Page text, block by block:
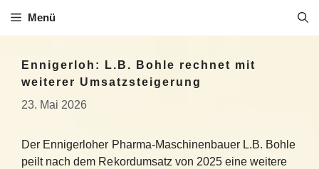
Inhalt
Menü
Ennigerloh: L.B. Bohle rechnet mit
weiterer Umsatzsteigerung
23. Mai 2026
Der Ennigerloher Pharma-Maschinenbauer L.B. Bohle
peilt nach dem Rekordumsatz von 2025 eine weitere